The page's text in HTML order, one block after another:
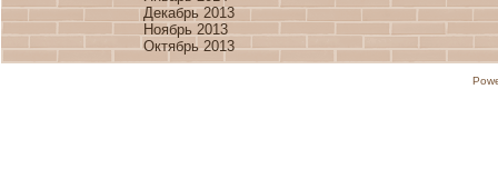
Декабрь 2013
Ноябрь 2013
Октябрь 2013